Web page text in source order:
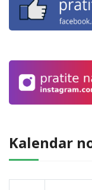
Kalendar